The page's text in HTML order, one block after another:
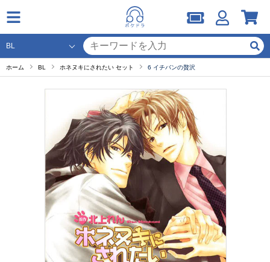
ホーム BL ホネヌキにされたい セット 6 イチバンの贅沢